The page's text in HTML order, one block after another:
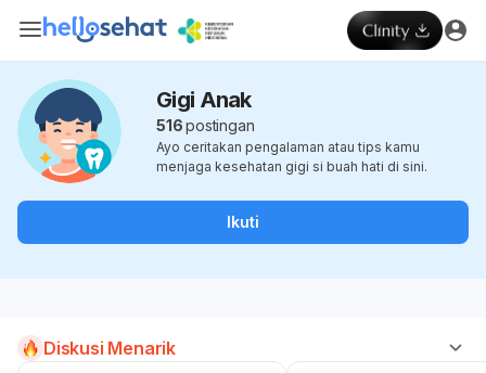
Gigi Anak
516postingan
Ayo ceritakan pengalaman atau tips kamu
menjaga kesehatan gigi si buah hati di sini.
Ikuti
Diskusi Menarik